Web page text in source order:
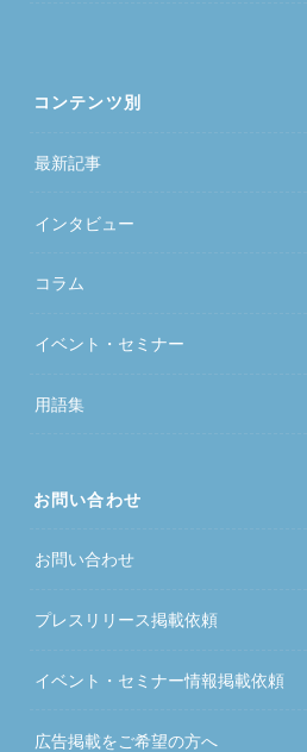
コンテンツ別
最新記事
インタビュー
コラム
イベント・セミナー
用語集
お問い合わせ
お問い合わせ
プレスリリース掲載依頼
イベント・セミナー情報掲載依頼
広告掲載をご希望の方へ